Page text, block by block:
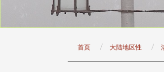
首页 大陆地区性